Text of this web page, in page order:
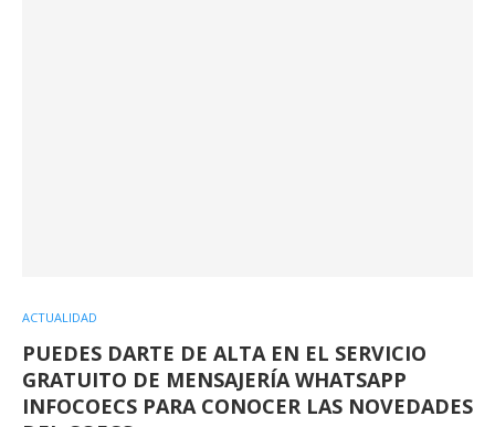
ACTUALIDAD
PUEDES DARTE DE ALTA EN EL SERVICIO
GRATUITO DE MENSAJERÍA WHATSAPP
INFOCOECS PARA CONOCER LAS NOVEDADES